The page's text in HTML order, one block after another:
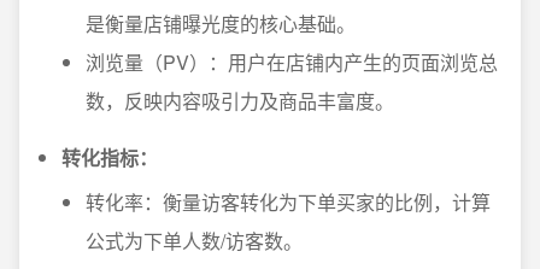
是衡量店铺曝光度的核心基础。
浏览量（PV）：用户在店铺内产生的页面浏览总
数，反映内容吸引力及商品丰富度。
转化指标：
转化率：衡量访客转化为下单买家的比例，计算
公式为下单人数/访客数。